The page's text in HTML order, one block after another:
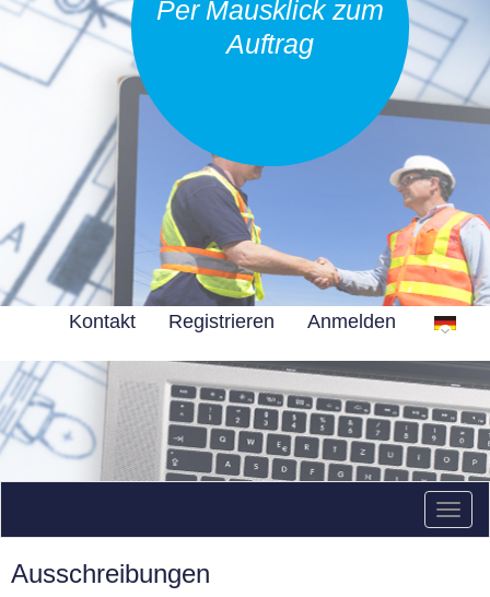
Per Mausklick zum
Auftrag
Kontakt Registrieren Anmelden
Ausschreibungen